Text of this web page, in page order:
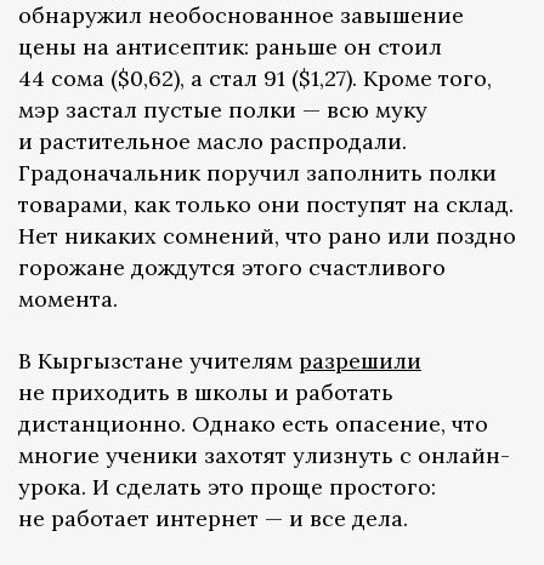
обнаружил необоснованное завышение
цены на антисептик: раньше он стоил
44 сома ($0,62), а стал 91 ($1,27). Кроме того,
мэр застал пустые полки — всю муку
и растительное масло распродали.
Градоначальник поручил заполнить полки
товарами, как только они поступят на склад.
Нет никаких сомнений, что рано или поздно
горожане дождутся этого счастливого
момента.
В Кыргызстане учителям разрешили
не приходить в школы и работать
дистанционно. Однако есть опасение, что
многие ученики захотят улизнуть с онлайн-
урока. И сделать это проще простого:
не работает интернет — и все дела.